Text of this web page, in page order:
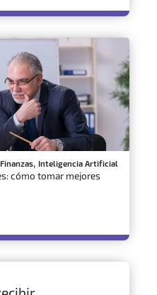
Finanzas, Inteligencia Artificial
cómo tomar mejores